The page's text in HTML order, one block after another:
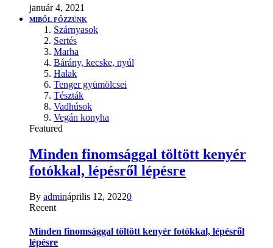
január 4, 2021
MIBŐL FŐZZÜNK
Szárnyasok
Sertés
Marha
Bárány, kecske, nyúl
Halak
Tenger gyümölcsei
Tészták
Vadhúsok
Vegán konyha
Featured
Minden finomsággal töltött kenyér
fotókkal, lépésről lépésre
By admináprilis 12, 20220
Recent
Minden finomsággal töltött kenyér fotókkal, lépésről
lépésre